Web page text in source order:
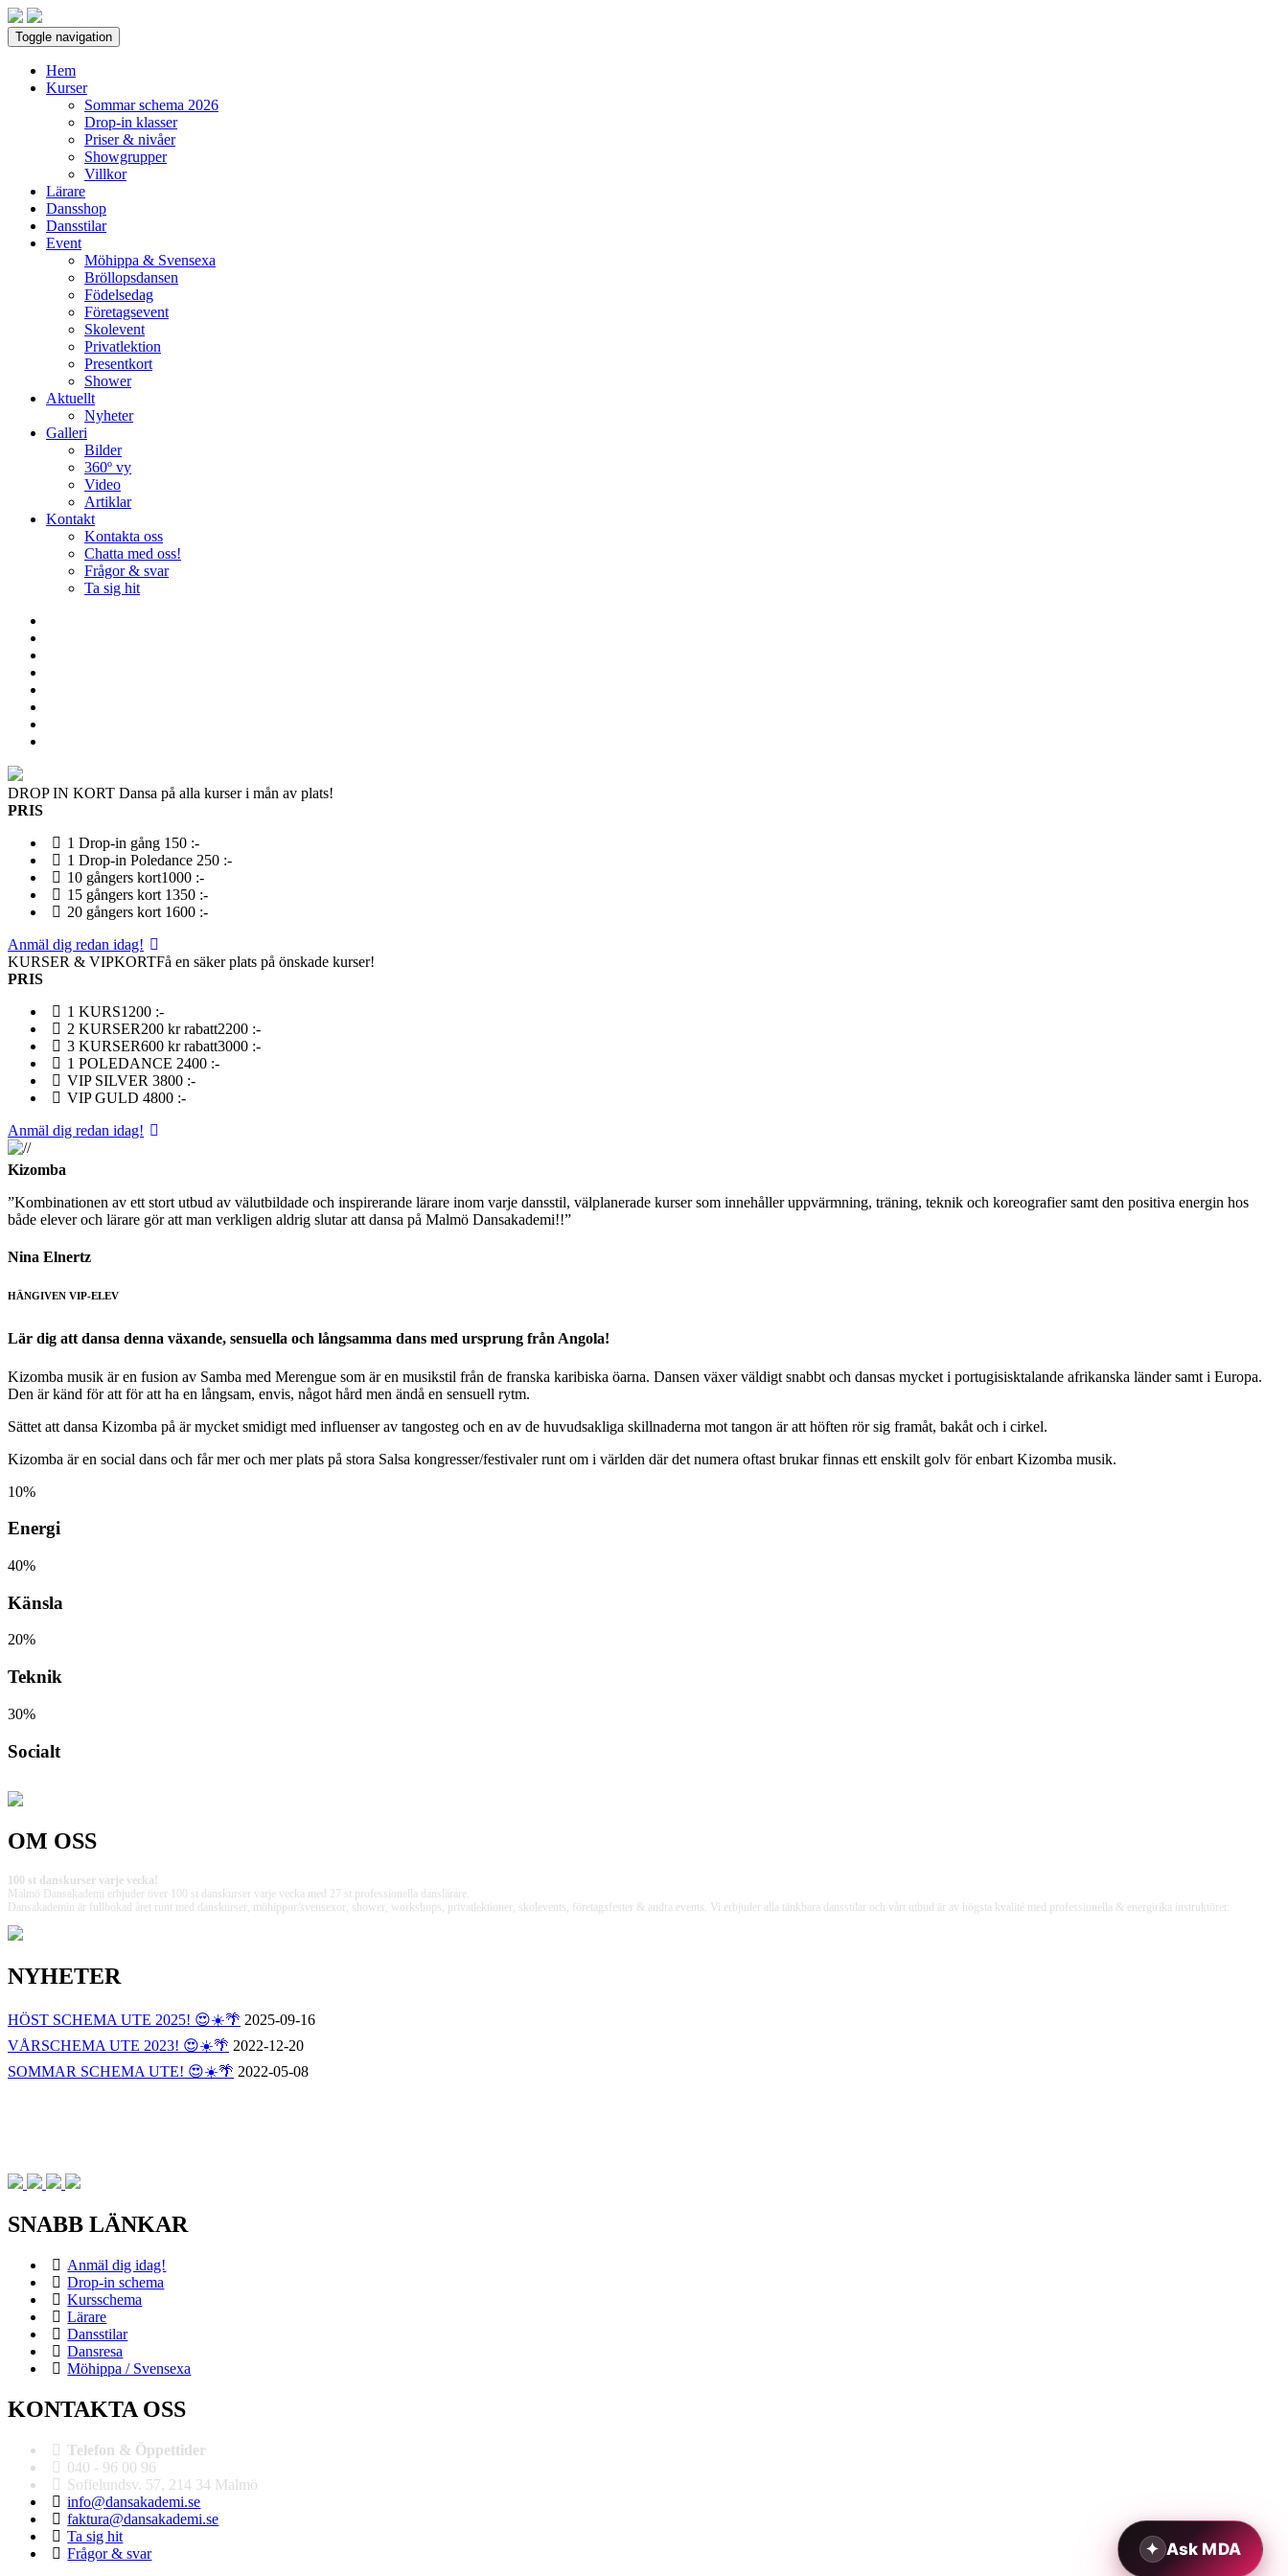
Toggle navigation
Hem
Kurser
Sommar schema 2026
Drop-in klasser
Priser & nivåer
Showgrupper
Villkor
Lärare
Dansshop
Dansstilar
Event
Möhippa & Svensexa
Bröllopsdansen
Födelsedag
Företagsevent
Skolevent
Privatlektion
Presentkort
Shower
Aktuellt
Nyheter
Galleri
Bilder
360º vy
Video
Artiklar
Kontakt
Kontakta oss
Chatta med oss!
Frågor & svar
Ta sig hit
DROP IN KORT Dansa på alla kurser i mån av plats!
PRIS
1 Drop-in gång 150 :-
1 Drop-in Poledance 250 :-
10 gångers kort1000 :-
15 gångers kort 1350 :-
20 gångers kort 1600 :-
Anmäl dig redan idag!
KURSER & VIPKORTFå en säker plats på önskade kurser!
PRIS
1 KURS1200 :-
2 KURSER200 kr rabatt2200 :-
3 KURSER600 kr rabatt3000 :-
1 POLEDANCE 2400 :-
VIP SILVER3800 :-
VIP GULD4800 :-
Anmäl dig redan idag!
Kizomba
”Kombinationen av ett stort utbud av välutbildade och inspirerande lärare inom varje dansstil, välplanerade kurser som innehåller uppvärmning, träning, teknik och koreografier samt den positiva energin hos
både elever och lärare gör att man verkligen aldrig slutar att dansa på Malmö Dansakademi!!”
Nina Elnertz
HÄNGIVEN VIP-ELEV
Lär dig att dansa denna växande, sensuella och långsamma dans med ursprung från Angola!
Kizomba musik är en fusion av Samba med Merengue som är en musikstil från de franska karibiska öarna. Dansen växer väldigt snabbt och dansas mycket i portugisisktalande afrikanska länder samt i Europa.
Den är känd för att för att ha en långsam, envis, något hård men ändå en sensuell rytm.
Sättet att dansa Kizomba på är mycket smidigt med influenser av tangosteg och en av de huvudsakliga skillnaderna mot tangon är att höften rör sig framåt, bakåt och i cirkel.
Kizomba är en social dans och får mer och mer plats på stora Salsa kongresser/festivaler runt om i världen där det numera oftast brukar finnas ett enskilt golv för enbart Kizomba musik.
10%
Energi
40%
Känsla
20%
Teknik
30%
Socialt
OM OSS
100 st danskurser varje vecka!
Malmö Dansakademi erbjuder över 100 st danskurser varje vecka med 27 st professionella danslärare.
Dansakademin är fullbokad året runt med danskurser, möhippor/svensexor, shower, workshops, privatlektioner, skolevents, företagsfester & andra events. Vi erbjuder alla tänkbara dansstilar och vårt utbud är av högsta kvalité med professionella & energirika instruktörer.
NYHETER
HÖST SCHEMA UTE 2025! 😍☀️🌴 2025-09-16
VÅRSCHEMA UTE 2023! 😍☀️🌴 2022-12-20
SOMMAR SCHEMA UTE! 😍☀️🌴 2022-05-08
SNABB LÄNKAR
Anmäl dig idag!
Drop-in schema
Kursschema
Lärare
Dansstilar
Dansresa
Möhippa / Svensexa
KONTAKTA OSS
Telefon & Öppettider
040 - 96 00 96
Sofielundsv. 57, 214 34 Malmö
info@dansakademi.se
faktura@dansakademi.se
Ta sig hit
Frågor & svar